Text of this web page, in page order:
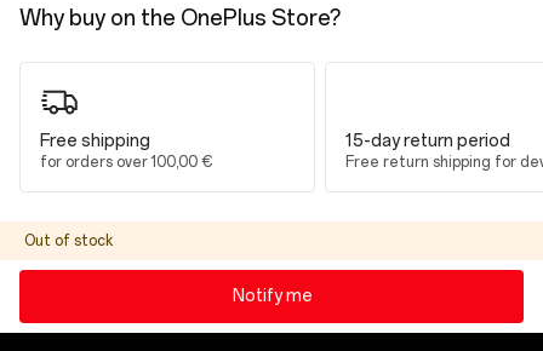
128GB / 256GB (UFS 3.1)
Batéria a nabíjanie
Capacidad
10,050mAh (Typical) / 9,800mAh (Rated)
Nabíjanie
33W SUPERVOOC
Anschluss zum Aufladen
Why buy on the OnePlus Store?
Free shipping
for orders over 100,00 €
15-day return period
Free return shipping for
Out of stock
Notify me